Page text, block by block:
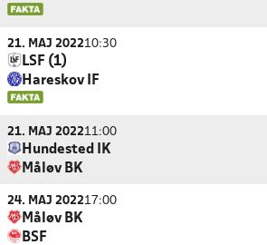
21. MAJ 202210:30
LSF (1)
Hareskov IF
21. MAJ 202211:00
Hundested IK
Måløv BK
24. MAJ 202217:00
Måløv BK
BSF